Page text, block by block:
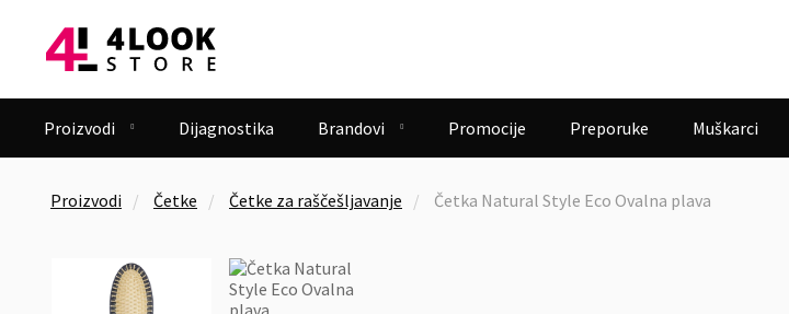
Proizvodi  Dijagnostika Brandovi  Promocije Preporuke Muškarci
Proizvodi Četke Četke za raščešljavanje Četka Natural Style Eco Ovalna plava